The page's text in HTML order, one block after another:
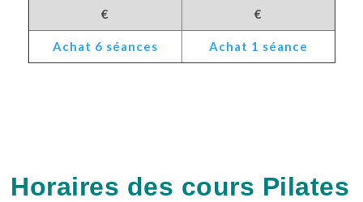
€
€
Achat 6 séances Achat 1 séance
Horaires des cours Pilates